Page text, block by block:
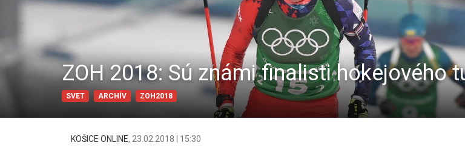
ZOH 2018: Sú známi finalisti hokejového
SVET ARCHÍV ZOH2018
KOŠICE ONLINE, 23.02.2018 | 15:30